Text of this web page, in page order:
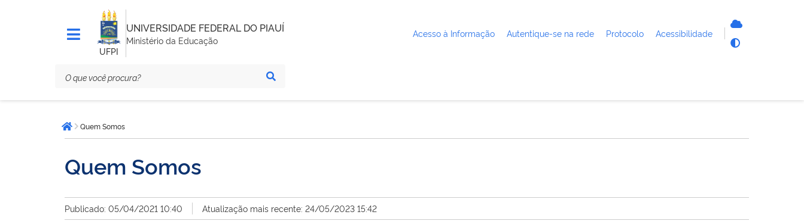
UFPI
UNIVERSIDADE FEDERAL DO PIAUÍ
Ministério da Educação
Acesso à Informação Autentique-se na rede Protocolo Acessibilidade
está
aqui:Página inicial
Quem Somos
Quem Somos
Publicado: 05/04/2021 10:40 Atualização mais recente: 24/05/2023 15:42